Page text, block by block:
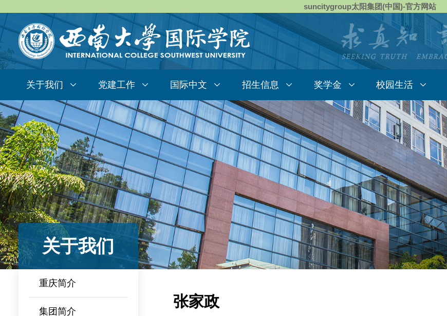
suncitygroup太阳集团(中国)-官方网站
关于我们 党建工作 国际中文 招生信息 奖学金 校园生活
关于我们
重庆简介
集团简介
张家政